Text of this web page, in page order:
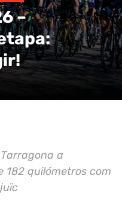
–
a
182 quilómetros com